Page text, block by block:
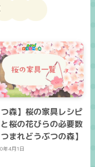
つ森】桜の家具レシピ
桜の花びらの必要数
つまれどうぶつの森】
年4月1日